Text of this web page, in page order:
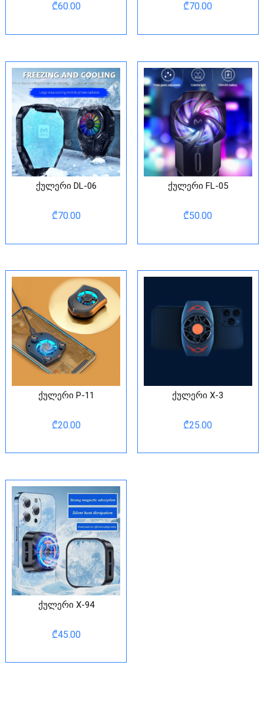
₾60.00 ₾70.00
ქულერი DL-06
₾70.00
ქულერი FL-05
₾50.00
ქულერი P-11
₾20.00
ქულერი X-3
₾25.00
ქულერი X-94
₾45.00